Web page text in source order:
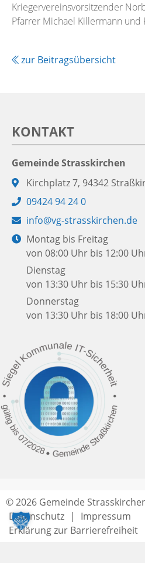
Kriegervereinsvorsitzender
Pfarrer Michael Killermann und
zur Beitragsübersicht
KONTAKT
Gemeinde Strasskirchen
Adresse:
Kirchplatz 7, 94342
Telefon:
09424 94 24 0
E-
Mail:
info@vg-strasskirchen.de
Öffnungszeiten:
Montag bis Freitag
von 08:00 Uhr bis 12:00
Dienstag
von 13:30 Uhr bis 15:30
Donnerstag
von 13:30 Uhr bis 18:00
© 2026 Gemeinde
Datenschutz
Impressum
Erklärung zur Barrierefreiheit